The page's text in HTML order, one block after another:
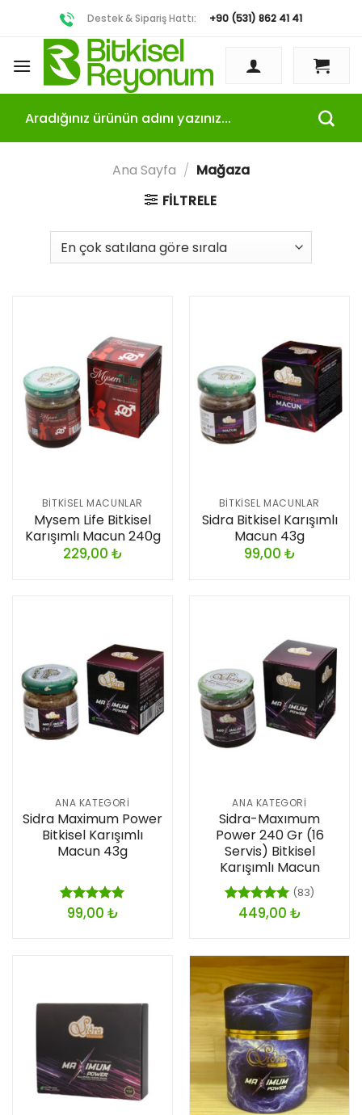
Destek & Sipariş Hattı: +90 (531) 862 41 41
Ana Sayfa / Mağaza
FILTRELE
BITKISEL MACUNLAR
Mysem Life Bitkisel
Karışımlı Macun 240g
229,00 ₺
BITKISEL MACUNLAR
Sidra Bitkisel Karışımlı
Macun 43g
99,00 ₺
ANA KATEGORI
Sidra Maximum Power
Bitkisel Karışımlı
Macun 43g
5 üzerinden
99,00 ₺
ANA KATEGORI
Sidra-Maxımum
Power 240 Gr (16
Servis) Bitkisel
Karışımlı Macun
5 üzerinden
(83)
449,00 ₺